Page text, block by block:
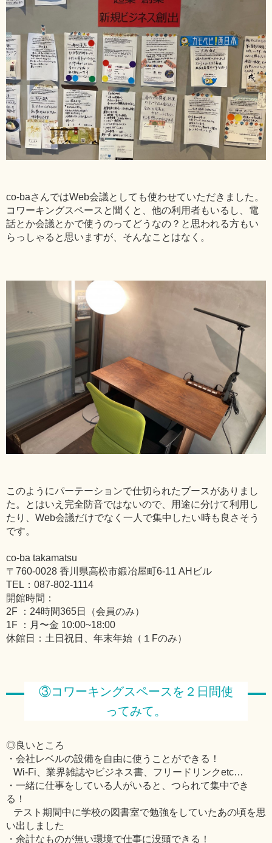
co-baさんではWeb会議としても使わせていただきました。
コワーキングスペースと聞くと、他の利用者もいるし、電
話とか会議とかで使うのってどうなの？と思われる方もい
らっしゃると思いますが、そんなことはなく。
このようにパーテーションで仕切られたブースがありまし
た。とはいえ完全防音ではないので、用途に分けて利用し
たり、Web会議だけでなく一人で集中したい時も良さそう
です。
co-ba takamatsu
〒760-0028 香川県高松市鍛冶屋町6-11 AHビル
TEL：087-802-1114
開館時間：
2F ：24時間365日（会員のみ）
1F ：月〜金 10:00~18:00
休館日：土日祝日、年末年始（１Fのみ）
③コワーキングスペースを２日間使
ってみて。
◎良いところ
・会社レベルの設備を自由に使うことができる！
Wi-Fi、業界雑誌やビジネス書、フリードリンクetc…
・一緒に仕事をしている人がいると、つられて集中でき
る！
テスト期間中に学校の図書室で勉強をしていたあの頃を思
い出しました
・余計なものが無い環境で仕事に没頭できる！